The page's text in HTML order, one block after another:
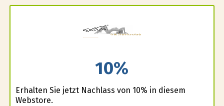
10%
Erhalten Sie jetzt Nachlass von 10% in diesem
Webstore.